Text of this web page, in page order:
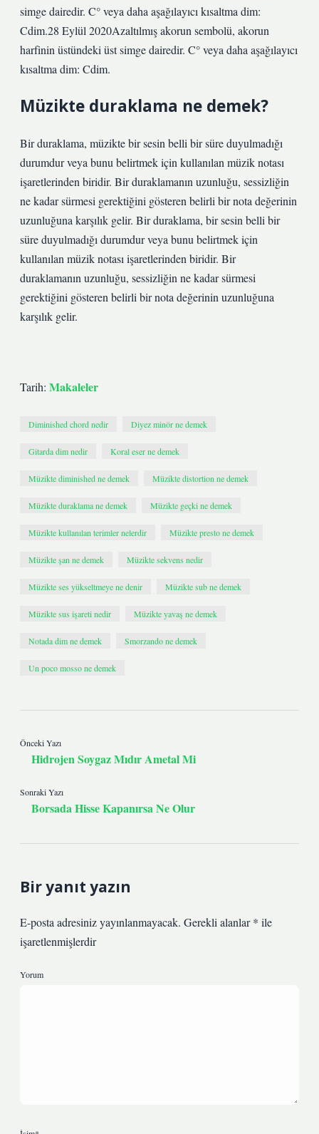
simge dairedir. C° veya daha aşağılayıcı kısaltma dim:
Cdim.28 Eylül 2020Azaltılmış akorun sembolü, akorun
harfinin üstündeki üst simge dairedir. C° veya daha aşağılayıcı
kısaltma dim: Cdim.
Müzikte duraklama ne demek?
Bir duraklama, müzikte bir sesin belli bir süre duyulmadığı
durumdur veya bunu belirtmek için kullanılan müzik notası
işaretlerinden biridir. Bir duraklamanın uzunluğu, sessizliğin
ne kadar sürmesi gerektiğini gösteren belirli bir nota değerinin
uzunluğuna karşılık gelir. Bir duraklama, bir sesin belli bir
süre duyulmadığı durumdur veya bunu belirtmek için
kullanılan müzik notası işaretlerinden biridir. Bir
duraklamanın uzunluğu, sessizliğin ne kadar sürmesi
gerektiğini gösteren belirli bir nota değerinin uzunluğuna
karşılık gelir.
Tarih: Makaleler
Diminished chord nedir Diyez minör ne demek
Gitarda dim nedir Koral eser ne demek
Müzikte diminished ne demek Müzikte distortion ne demek
Müzikte duraklama ne demek Müzikte geçki ne demek
Müzikte kullanılan terimler nelerdir Müzikte presto ne demek
Müzikte şan ne demek Müzikte sekvens nedir
Müzikte ses yükseltmeye ne denir Müzikte sub ne demek
Müzikte sus işareti nedir Müzikte yavaş ne demek
Notada dim ne demek Smorzando ne demek
Un poco mosso ne demek
Önceki Yazı
Hidrojen Soygaz Mıdır Ametal Mi
Sonraki Yazı
Borsada Hisse Kapanırsa Ne Olur
Bir yanıt yazın
E-posta adresiniz yayınlanmayacak. Gerekli alanlar* ile
işaretlenmişlerdir
Yorum